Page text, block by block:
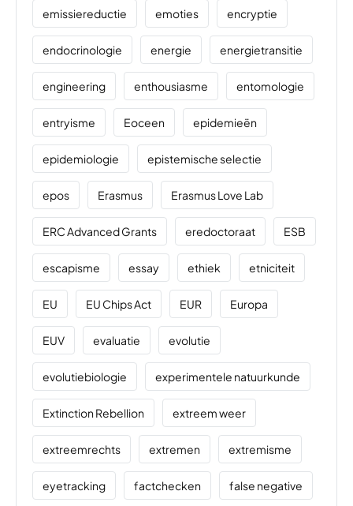
emissiereductie emoties encryptie
endocrinologie energie energietransitie
engineering enthousiasme entomologie
entryisme Eoceen epidemieën
epidemiologie epistemische selectie
epos Erasmus Erasmus Love Lab
ERC Advanced Grants eredoctoraat ESB
escapisme essay ethiek etniciteit
EU EU Chips Act EUR Europa
EUV evaluatie evolutie
evolutiebiologie experimentele natuurkunde
Extinction Rebellion extreem weer
extreemrechts extremen extremisme
eyetracking factchecken false negative